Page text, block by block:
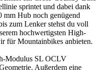
sprintet und dabei dank
mm Hub noch genügend
zum Lenker stehst du voll
hochwertigsten High-
für Mountainbikes anbieten.
Modulus SL OCLV
Außerdem eine